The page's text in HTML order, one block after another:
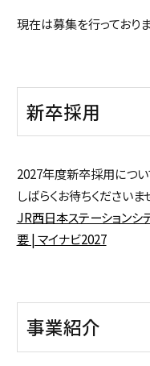
現在は募集を行っており
新卒採用
2027年度新卒採用につい
しばらくお待ちくださいま
JR西日本ステーションシ
要 | マイナビ2027
事業紹介